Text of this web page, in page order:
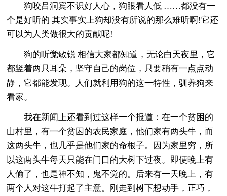
狗咬吕洞宾不识好人心，狗眼看人低 ……都没有一
个是好听的 其实事实上狗却没有所说的那么难听啊!它还
可以为人类做很大的贡献呢!
狗的听觉敏锐 相信大家都知道，无论白天夜里，它
都竖着两只耳朵，坚守自己的岗位，只要稍有一点点动
静，它都能发现。人们就利用狗的这一特性，驯养狗来
看家。
我在新闻上还看到过这样一个报道：在一个贫困的
山村里，有一个贫困的农民家庭，他们家有两头牛，而
这两头牛，也几乎是他们家的命根子。因为家里穷，所
以这两头牛每天只能在门口的大树下过夜。即便晚上有
人偷了，也是神不知，鬼不觉的。后来有一天晚上，有
两个人对这牛打起了主意。刚走到树下想动手，正巧，